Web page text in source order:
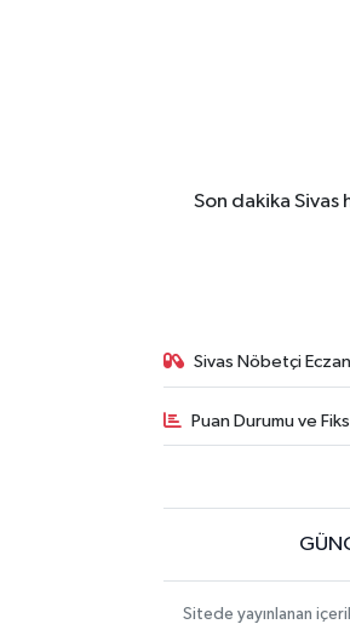
Son dakika
Sivas Nöbetçi
Puan Durumu ve
Sitede yayınlanan